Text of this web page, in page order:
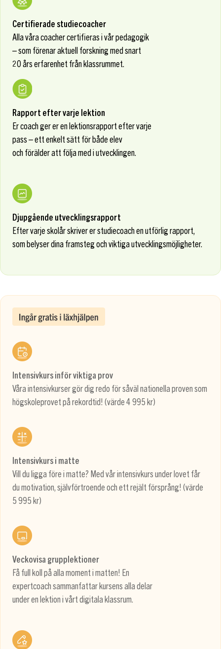
Certifierade studiecoacher
Alla våra coacher certifieras i vår pedagogik
– som förenar aktuell forskning med snart
20 års erfarenhet från klassrummet.
Rapport efter varje lektion
Er coach ger er en lektionsrapport efter varje
pass – ett enkelt sätt för både elev
och förälder att följa med i utvecklingen.
Djupgående utvecklingsrapport
Efter varje skolår skriver er studiecoach en utförlig rapport,
som belyser dina framsteg och viktiga utvecklingsmöjligheter.
Intensivkurs inför viktiga prov
Våra intensivkurser gör dig redo för såväl nationella proven som
högskoleprovet på rekordtid! (värde 4 995 kr)
Intensivkurs i matte
Vill du ligga före i matte? Med vår intensivkurs under lovet får
du motivation, självförtroende och ett rejält försprång! (värde
5 995 kr)
Veckovisa grupplektioner
Få full koll på alla moment i matten! En
expertcoach sammanfattar kursens alla delar
under en lektion i vårt digitala klassrum.